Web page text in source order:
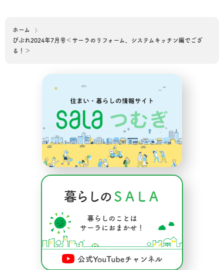
ホーム
びぶれ2024年7月号＜サーラのリフォーム、システムキッチン編でござ
る！＞